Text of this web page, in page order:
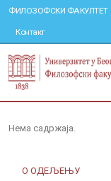
ФИЛОЗОФСКИ ФАКУЛТЕТ
Контакт
О ОДЕЉЕЊУ
Нема садржаја.